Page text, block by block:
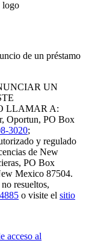
de un préstamo
UN
LLAMAR A:
Oportun, PO Box
3020;
y regulado
de New
PO Box
Mexico 87504.
resueltos,
o visite el sitio
acceso al